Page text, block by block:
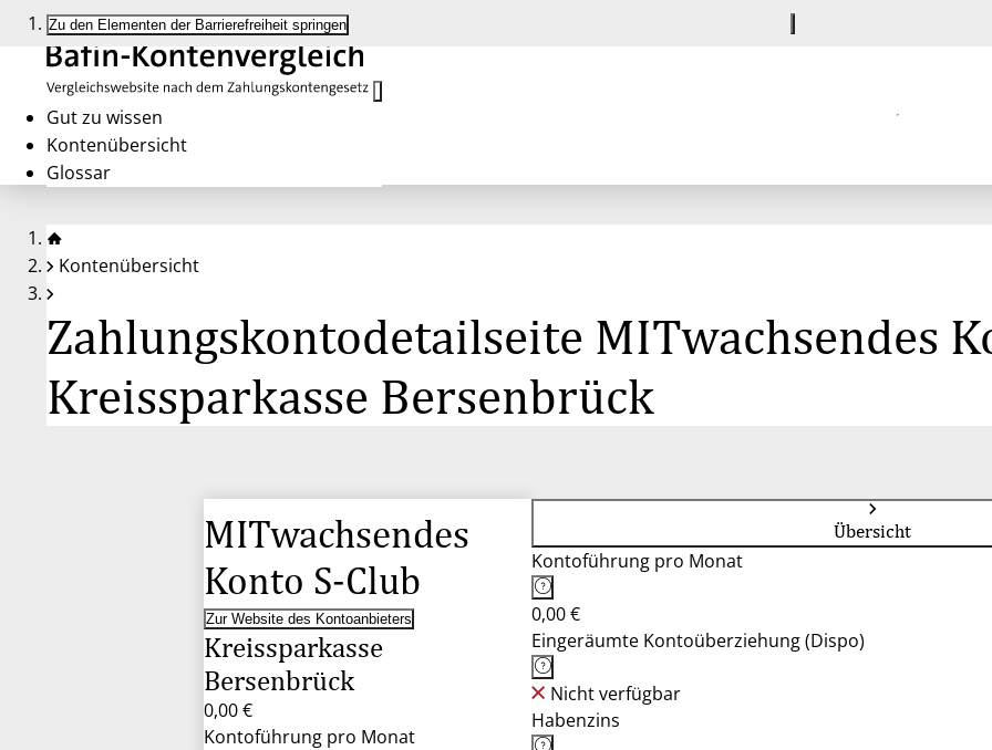
Zu den Elementen der Barrierefreiheit springen
Gut zu wissen
Kontenübersicht
Glossar
Kontenübersicht
Zahlungskontodetailseite MITwachsendes
Kreissparkasse Bersenbrück
MITwachsendes
Konto S-Club
Zur Website des Kontoanbieters
Kreissparkasse
Bersenbrück
0,00 €
Kontoführung pro Monat
Übersicht
Kontoführung pro Monat
0,00 €
Eingeräumte Kontoüberziehung (Dispo)
Nicht verfügbar
Habenzins